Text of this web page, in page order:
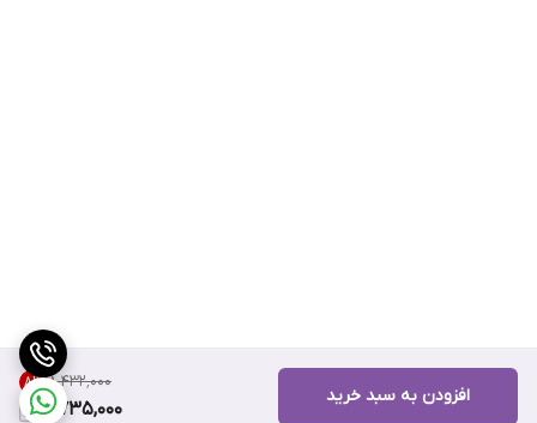
۸٬۴۳۲٬۰۰۰ 8%
7,735,000
افزودن به سبد خرید